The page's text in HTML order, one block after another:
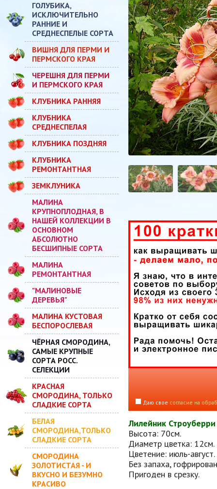
ГОЛУБИКА,
ИСКЛЮЧИТЕЛЬНО
РАННИЕ И
СРЕДНЕСПЕЛЫЕ СОРТА
ВИШНЯ ДЛЯ ПЕРМИ И
ПЕРМСКОГО КРАЯ
ЧЕРЕШНЯ ДЛЯ ПЕРМИ
И ПЕРМСКОГО КРАЯ
КЛУБНИКА РАННЯЯ
КЛУБНИКА
СРЕДНЕСПЕЛАЯ
КЛУБНИКА ПОЗДНЯЯ
КЛУБНИКА
РЕМОНТАНТНАЯ
ЗЕМКЛУНИКА
МАЛИНА
КРУПНОПЛОДНАЯ, В
НАШЕЙ КОЛЛЕКЦИИ В
ОСНОВНОМ
АБСОЛЮТНО
БЕСШИПНЫЕ СОРТА
МАЛИНА
РЕМОНТАНТНАЯ
"МАЛИНОВЫЕ
ДЕРЕВЬЯ"
МАЛИНА КУСТОВАЯ
БЕСПОРОСЛЕВАЯ
ЧЁРНАЯ СМОРОДИНА,
САМЫЕ КРУПНЫЕ
СОРТА РОСС.
СЕЛЕКЦИИ
КРАСНАЯ
СМОРОДИНА, ТОЛЬКО
СЛАДКИЕ СОРТА
БЕЛАЯ
СМОРОДИНА,ТОЛЬКО
СЛАДКИЕ СОРТА
СМОРОДИНА
ЗОЛОТИСТАЯ - И
ВКУСНО И БЕЗУМНО
КРАСИВО
Даю свое согласие на
Лилейник
Высота: 70см.
Диаметр цветка: 12см.
Цветение: июль-август.
Без запаха,
Пригоден в срезку.